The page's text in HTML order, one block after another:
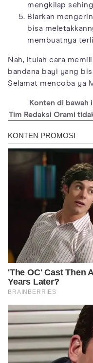
mengkilap
Biarkan
bisa
membuatnya
Nah, itulah cara
bandana bayi yang
Selamat mencoba ya
Konten di bawah
Tim Redaksi Orami